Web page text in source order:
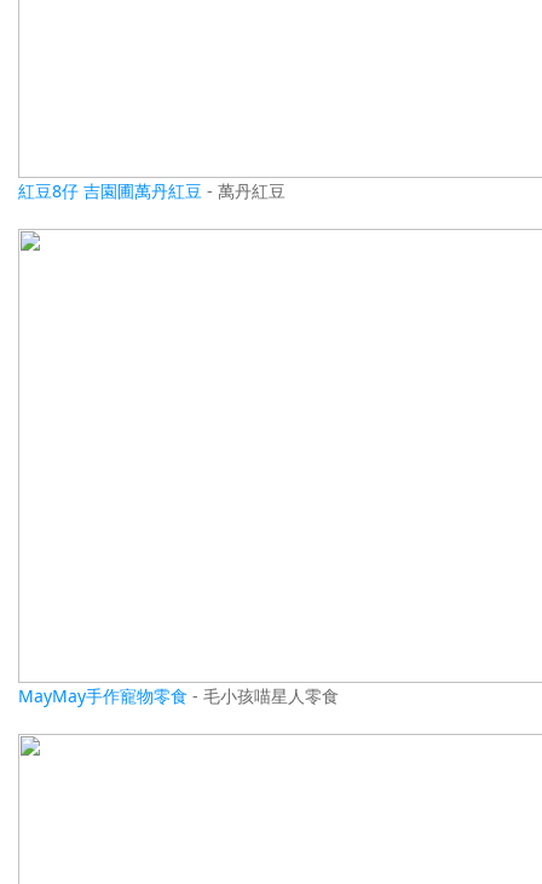
紅豆8仔 吉園圃萬丹紅豆 - 萬丹紅豆
MayMay手作寵物零食 - 毛小孩喵星人零食